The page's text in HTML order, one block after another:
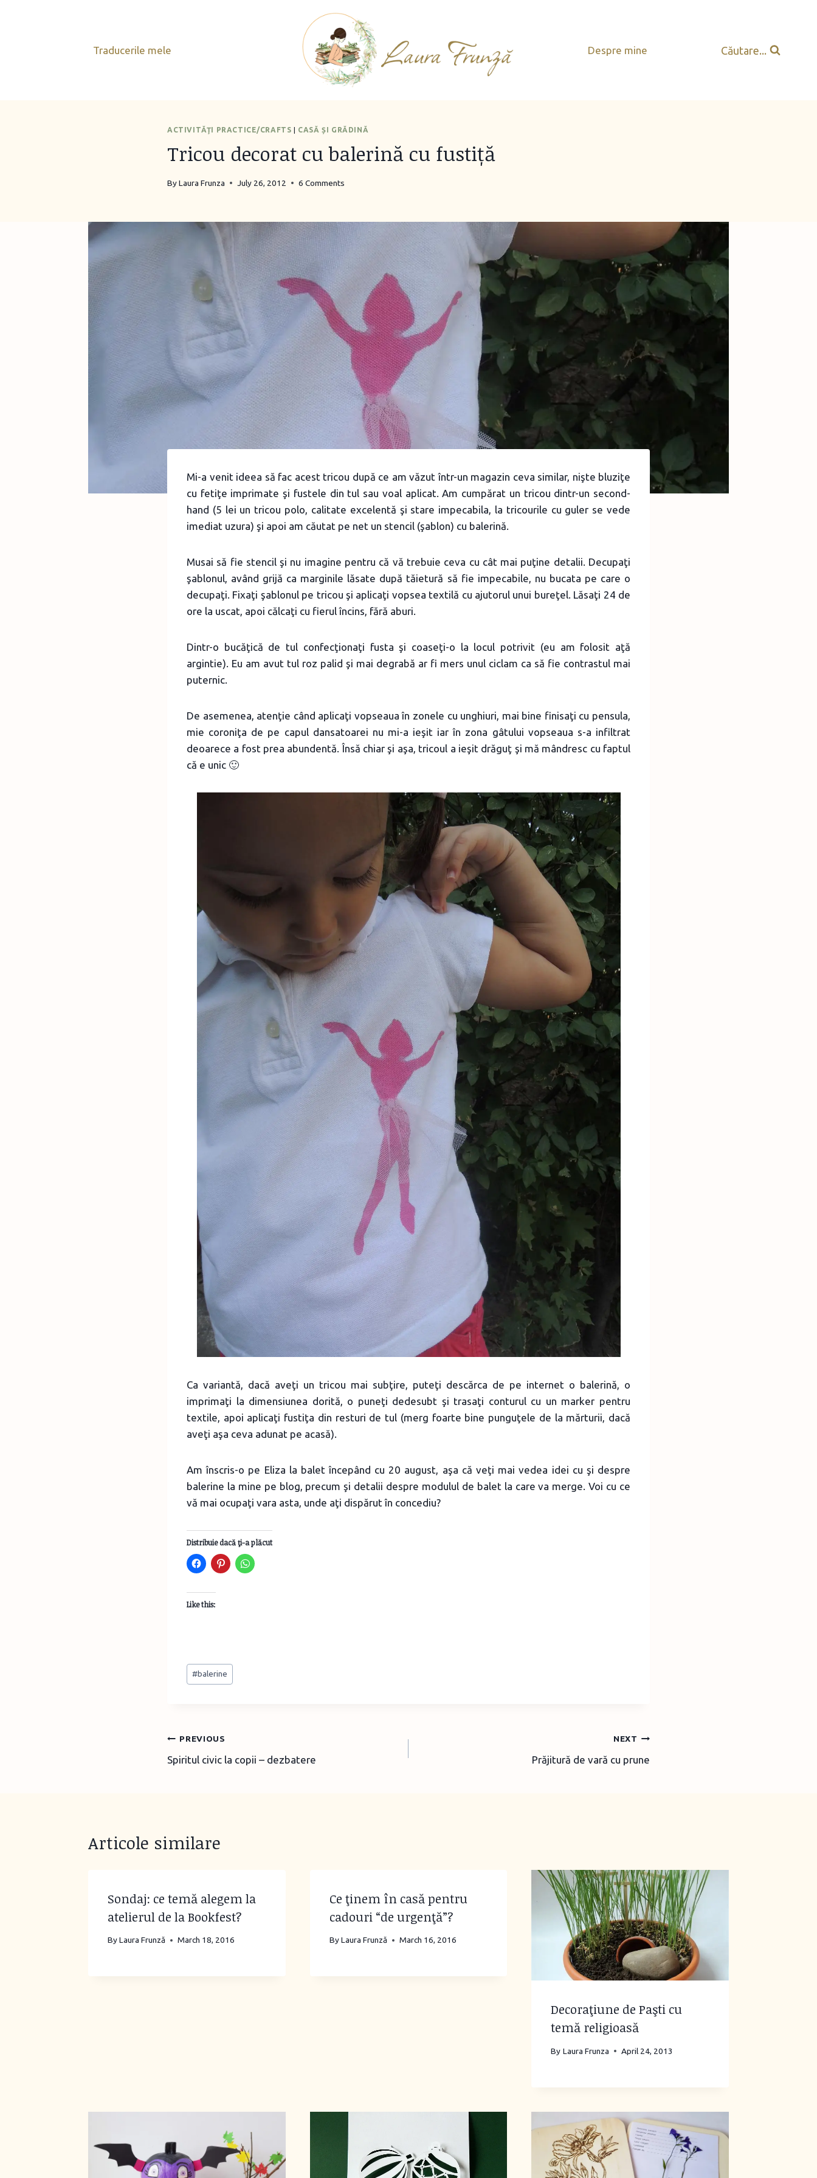
Traducerile mele
Despre mine Căutare...
ACTIVITĂŢI PRACTICE/CRAFTS CASĂ ȘI GRĂDINĂ
Tricou decorat cu balerină cu fustiță
ByLaura Frunza July 26, 2012 6 Comments
Mi-a venit ideea să fac acest tricou după ce am văzut într-un magazin ceva similar, nişte bluziţe
cu fetiţe imprimate şi fustele din tul sau voal aplicat. Am cumpărat un tricou dintr-un second-
hand (5 lei un tricou polo, calitate excelentă şi stare impecabila, la tricourile cu guler se vede
imediat uzura) şi apoi am căutat pe net un stencil (şablon) cu balerină.
Musai să fie stencil şi nu imagine pentru că vă trebuie ceva cu cât mai puţine detalii. Decupaţi
şablonul, având grijă ca marginile lăsate după tăietură să fie impecabile, nu bucata pe care o
decupaţi. Fixaţi şablonul pe tricou şi aplicaţi vopsea textilă cu ajutorul unui bureţel. Lăsaţi 24 de
ore la uscat, apoi călcaţi cu fierul încins, fără aburi.
Dintr-o bucăţică de tul confecţionaţi fusta şi coaseţi-o la locul potrivit (eu am folosit aţă
argintie). Eu am avut tul roz palid şi mai degrabă ar fi mers unul ciclam ca să fie contrastul mai
puternic.
De asemenea, atenţie când aplicaţi vopseaua în zonele cu unghiuri, mai bine finisaţi cu pensula,
mie coroniţa de pe capul dansatoarei nu mi-a ieşit iar în zona gâtului vopseaua s-a infiltrat
deoarece a fost prea abundentă. Însă chiar şi aşa, tricoul a ieşit drăguţ şi mă mândresc cu faptul
că e unic 🙂
Ca variantă, dacă aveţi un tricou mai subţire, puteţi descărca de pe internet o balerină, o
imprimaţi la dimensiunea dorită, o puneţi dedesubt şi trasaţi conturul cu un marker pentru
textile, apoi aplicaţi fustiţa din resturi de tul (merg foarte bine punguţele de la mărturii, dacă
aveţi aşa ceva adunat pe acasă).
Am înscris-o pe Eliza la balet începând cu 20 august, aşa că veţi mai vedea idei cu şi despre
balerine la mine pe blog, precum şi detalii despre modulul de balet la care va merge. Voi cu ce
vă mai ocupaţi vara asta, unde aţi dispărut în concediu?
Distribuie dacă ţi-a plăcut
Like this:
Post
Tags:
#balerine
Post
navigation
PREVIOUS
Spiritul civic la copii – dezbatere
NEXT
Prăjitură de vară cu prune
Articole similare
Sondaj: ce temă alegem la
atelierul de la Bookfest?
ByLaura Frunză March 18, 2016
Ce ţinem în casă pentru
cadouri “de urgenţă”?
By Laura Frunză March 16, 2016
Decoraţiune de Paşti cu
temă religioasă
By Laura Frunza April 24, 2013